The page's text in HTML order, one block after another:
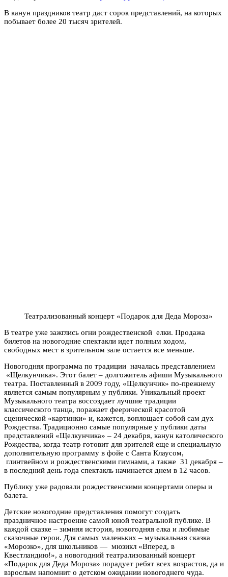
В канун праздников театр даст сорок представлений, на которых
побывает более 20 тысяч зрителей.
Театрализованный концерт «Подарок для Деда Мороза»
В театре уже зажглись огни рождественской елки. Продажа
билетов на новогодние спектакли идет полным ходом,
свободных мест в зрительном зале остается все меньше.
Новогодняя программа по традиции началась представлением
«Щелкунчика». Этот балет – долгожитель афиши Музыкального
театра. Поставленный в 2009 году, «Щелкунчик» по-прежнему
является самым популярным у публики. Уникальный проект
Музыкального театра воссоздает лучшие традиции
классического танца, поражает феерической красотой
сценической «картинки» и, кажется, воплощает собой сам дух
Рождества. Традиционно самые популярные у публики даты
представлений «Щелкунчика» – 24 декабря, канун католического
Рождества, когда театр готовит для зрителей еще и специальную
дополнительную программу в фойе с Санта Клаусом,
глинтвейном и рождественскими гимнами, а также 31 декабря –
в последний день года спектакль начинается днем в 12 часов.
Публику уже радовали рождественскими концертами оперы и
балета.
Детские новогодние представления помогут создать
праздничное настроение самой юной театральной публике. В
каждой сказке – зимняя история, новогодняя елка и любимые
сказочные герои. Для самых маленьких – музыкальная сказка
«Морозко», для школьников — мюзикл «Вперед, в
Квестландию!», а новогодний театрализованный концерт
«Подарок для Деда Мороза» порадует ребят всех возрастов, да и
взрослым напомнит о детском ожидании новогоднего чуда.